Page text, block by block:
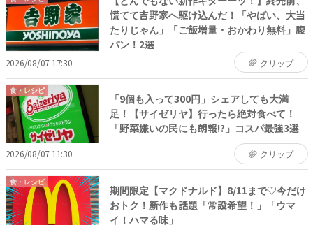
慌てて吉野家へ駆け込んだ！「やばい、大当
たりじゃん」「ご飯増量・おかわり無料」腹
パン！2選
2026/08/07 17:30 クリップ
食・レシピ
「9個も入って300円」シェアしても大満
足！【サイゼリヤ】行ったら絶対食べて！
「野菜嫌いの民にも朗報!?」コスパ最強3選
2026/08/07 11:30 クリップ
食・レシピ
期間限定【マクドナルド】8/11まで♡今だけ
おトク！新作も話題「常設希望！」「ウマ
イ！ハマる味」